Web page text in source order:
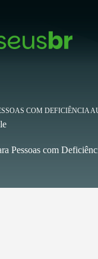
COM DEFICIÊNCIA
Pessoas com